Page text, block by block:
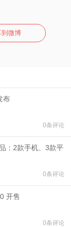
到微博
布
0条评论
：2款手机、3款平
0条评论
开售
0条评论